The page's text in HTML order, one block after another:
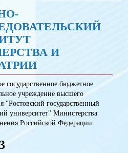
И
государственное бюджетное
учреждение высшего
"Ростовский государственный
университет" Министерства
Российской Федерации